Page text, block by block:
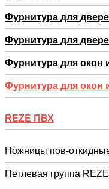
Фурнитура для
Фурнитура для
Фурнитура для окон
Фурнитура для окон
REZE ПВХ
Ножницы пов-
Петлевая группа REZE